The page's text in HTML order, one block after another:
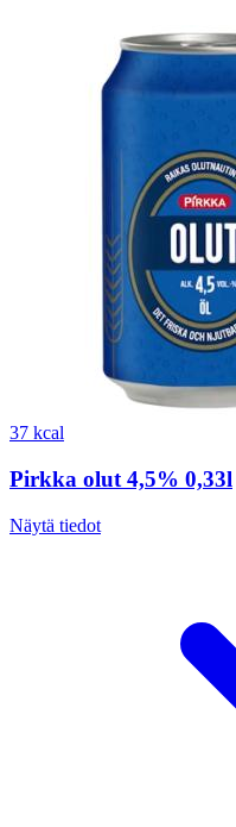
37 kcal
Pirkka olut 4,5% 0,33l
Näytä tiedot